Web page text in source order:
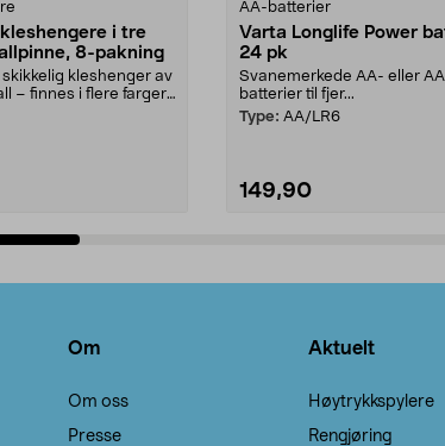
i tre
8-pakning
skikkelig kleshenger av
– finnes i flere farger.
AA-batterier
Varta Longlife Power
24 pk
Svanemerkede AA- eller
batterier til fjer...
Type: AA/LR6
149,90
Om
Om oss
Presse
Aktuelt
Høytrykkspylere
Rengjøring